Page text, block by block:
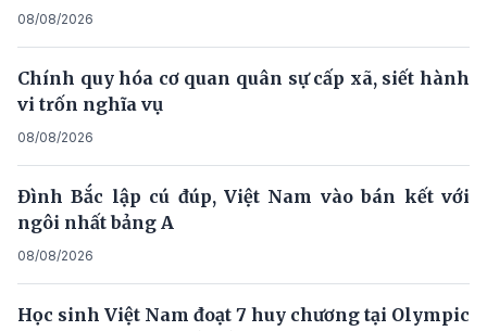
08/08/2026
Chính quy hóa cơ quan quân sự cấp xã, siết hành
vi trốn nghĩa vụ
08/08/2026
Đình Bắc lập cú đúp, Việt Nam vào bán kết với
ngôi nhất bảng A
08/08/2026
Học sinh Việt Nam đoạt 7 huy chương tại Olympic